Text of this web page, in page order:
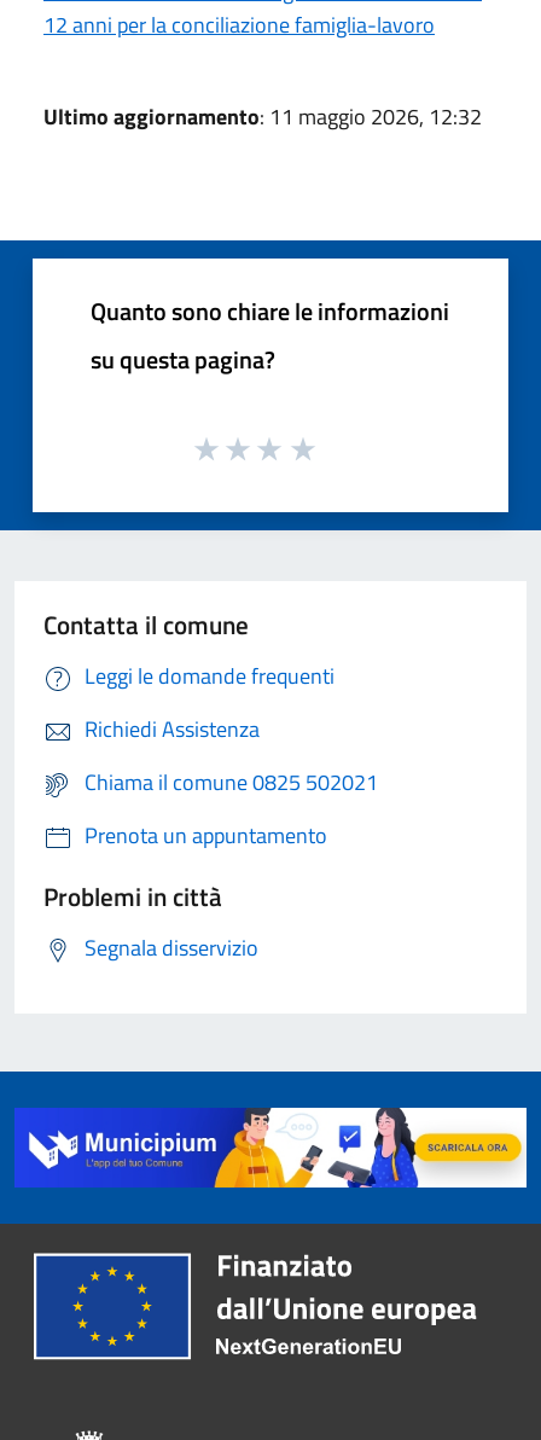
12 anni per la conciliazione famiglia-lavoro
Ultimo aggiornamento: 11 maggio 2026, 12:32
Quanto sono chiare le informazioni
su questa pagina?
Contatta il comune
Leggi le domande frequenti
Richiedi Assistenza
Chiama il comune 0825 502021
Prenota un appuntamento
Problemi in città
Segnala disservizio